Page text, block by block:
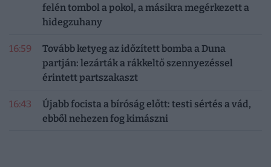
felén tombol a pokol, a másikra megérkezett a
hidegzuhany
16:59
Tovább ketyeg az időzített bomba a Duna
partján: lezárták a rákkeltő szennyezéssel
érintett partszakaszt
16:43
Újabb focista a bíróság előtt: testi sértés a vád,
ebből nehezen fog kimászni